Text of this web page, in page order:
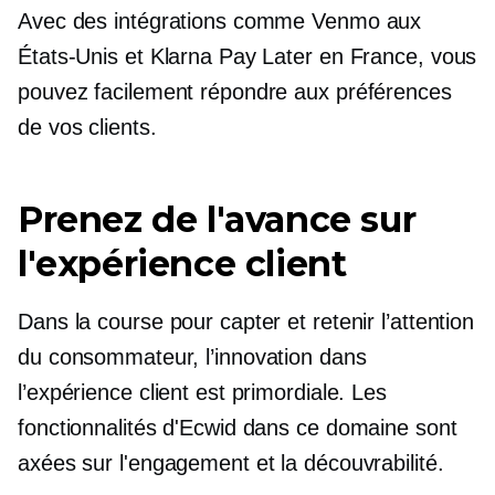
Avec des intégrations comme Venmo aux
États-Unis et Klarna Pay Later en France, vous
pouvez facilement répondre aux préférences
de vos clients.
Prenez de l'avance sur
l'expérience client
Dans la course pour capter et retenir l’attention
du consommateur, l’innovation dans
l’expérience client est primordiale. Les
fonctionnalités d'Ecwid dans ce domaine sont
axées sur l'engagement et la découvrabilité.